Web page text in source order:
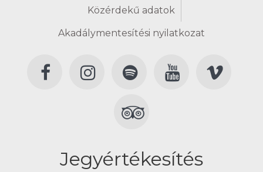
Közérdekű adatok
Akadálymentesítési nyilatkozat
Jegyértékesítés